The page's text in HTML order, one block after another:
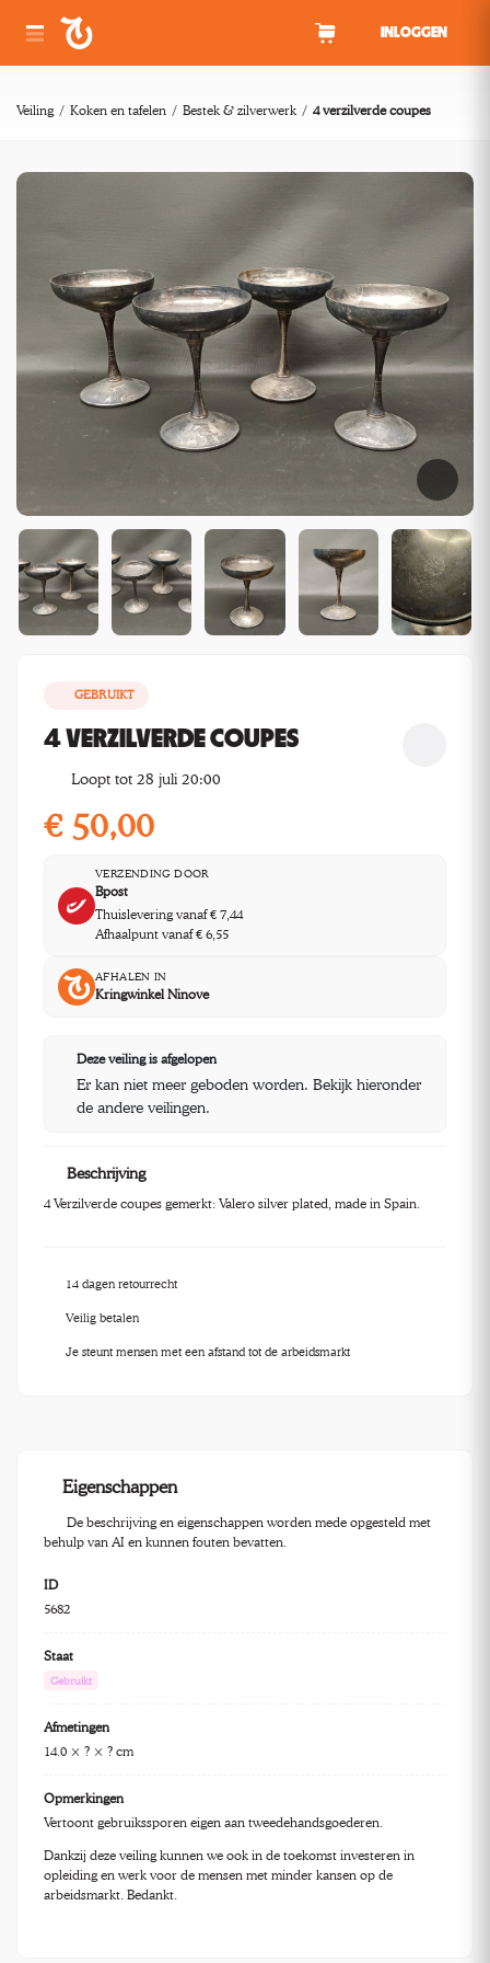
INLOGGEN
Veiling Koken en tafelen Bestek & zilverwerk 4 verzilverde coupes
GEBRUIKT
4 VERZILVERDE COUPES
Loopt tot 28 juli 20:00
€ 50,00
VERZENDING DOOR
Bpost
Thuislevering vanaf € 7,44
Afhaalpunt vanaf € 6,55
AFHALEN IN
Kringwinkel Ninove
Deze veiling is afgelopen
Er kan niet meer geboden worden. Bekijk hieronder
de andere veilingen.
Beschrijving
4 Verzilverde coupes gemerkt: Valero silver plated, made in Spain.
14 dagen retourrecht
Veilig betalen
Je steunt mensen met een afstand tot de arbeidsmarkt
Eigenschappen
De beschrijving en eigenschappen worden mede opgesteld met
behulp van AI en kunnen fouten bevatten.
ID
5682
Staat
Gebruikt
Afmetingen
14.0 × ? × ? cm
Opmerkingen
Vertoont gebruikssporen eigen aan tweedehandsgoederen.
Dankzij deze veiling kunnen we ook in de toekomst investeren in
opleiding en werk voor de mensen met minder kansen op de
arbeidsmarkt. Bedankt.